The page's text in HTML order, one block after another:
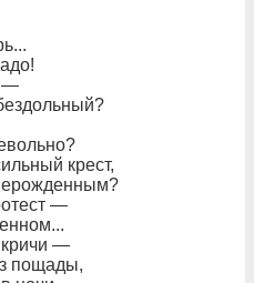
—
крест,
—
—
пощады,